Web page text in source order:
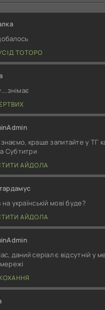
ТОТОРО
краще запитайте у ТГ
Субтитри
АЙДОЛА
українській мові буде?
АЙДОЛА
даний серіал є відсутній у